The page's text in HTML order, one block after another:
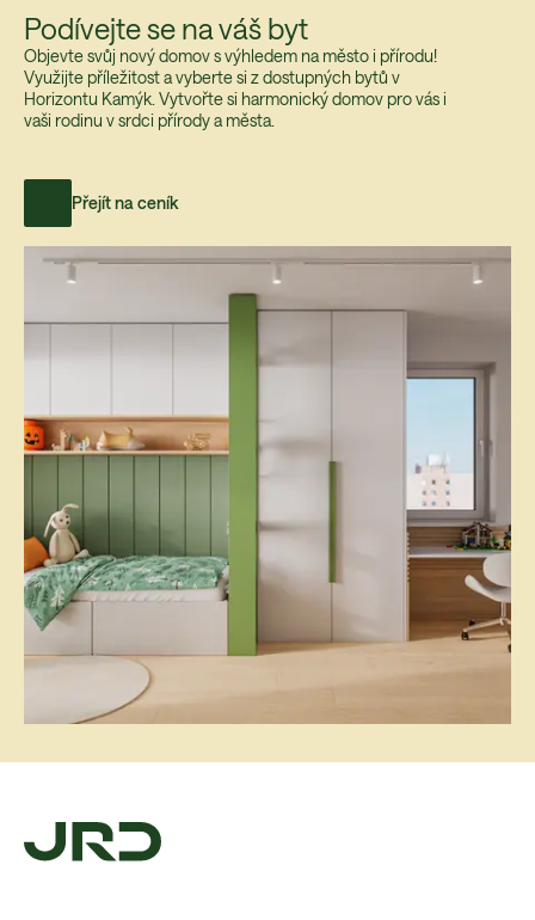
Podívejte se na váš byt
Objevte svůj nový domov s výhledem na město i přírodu!
Využijte příležitost a vyberte si z dostupných bytů v
Horizontu Kamýk. Vytvořte si harmonický domov pro vás i
vaši rodinu v srdci přírody a města.
Přejít na ceník